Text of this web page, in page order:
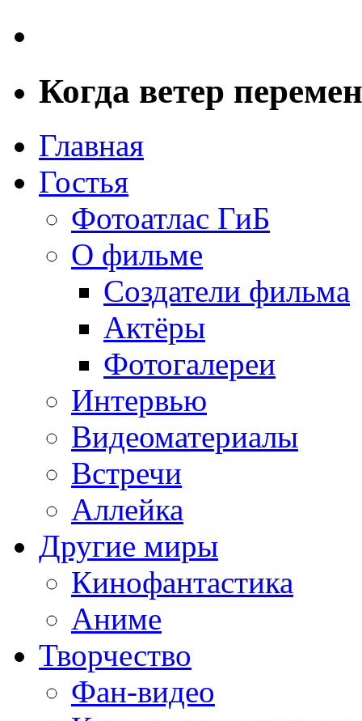
Когда ветер
Главная
Гостья
Фотоатлас ГиБ
О фильме
Создатели фильма
Актёры
Фотогалереи
Интервью
Видеоматериалы
Встречи
Аллейка
Другие миры
Кинофантастика
Аниме
Творчество
Фан-видео